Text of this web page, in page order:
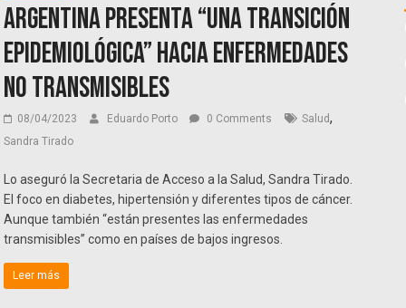
Argentina presenta “una transición
epidemiológica” hacia enfermedades
no transmisibles
08/04/2023 Eduardo Porto 0 Comments Salud,
Sandra Tirado
Lo aseguró la Secretaria de Acceso a la Salud, Sandra Tirado.
El foco en diabetes, hipertensión y diferentes tipos de cáncer.
Aunque también “están presentes las enfermedades
transmisibles” como en países de bajos ingresos.
Leer más